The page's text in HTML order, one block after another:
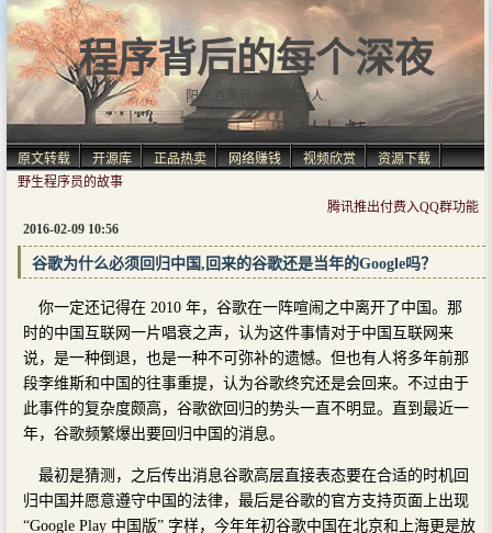
程序背后的每个深夜
阳光洒满肩, 仿佛自由人.
原文转载 开源库 正品热卖 网络赚钱 视频欣赏
资源下载
野生程序员的故事
腾讯推出付费入QQ群功能
2016-02-09 10:56
谷歌为什么必须回归中国,回来的谷歌还是当年的Google吗？
你一定还记得在 2010 年，谷歌在一阵喧闹之中离开了中国。那
时的中国互联网一片唱衰之声，认为这件事情对于中国互联网来
说，是一种倒退，也是一种不可弥补的遗憾。但也有人将多年前那
段李维斯和中国的往事重提，认为谷歌终究还是会回来。不过由于
此事件的复杂度颇高，谷歌欲回归的势头一直不明显。直到最近一
年，谷歌频繁爆出要回归中国的消息。
最初是猜测，之后传出消息谷歌高层直接表态要在合适的时机回
归中国并愿意遵守中国的法律，最后是谷歌的官方支持页面上出现
“Google Play 中国版” 字样，今年年初谷歌中国在北京和上海更是放